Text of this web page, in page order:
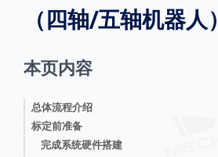
（四轴/五轴机器人）
本页内容
总体流程介绍
标定前准备
完成系统硬件搭建